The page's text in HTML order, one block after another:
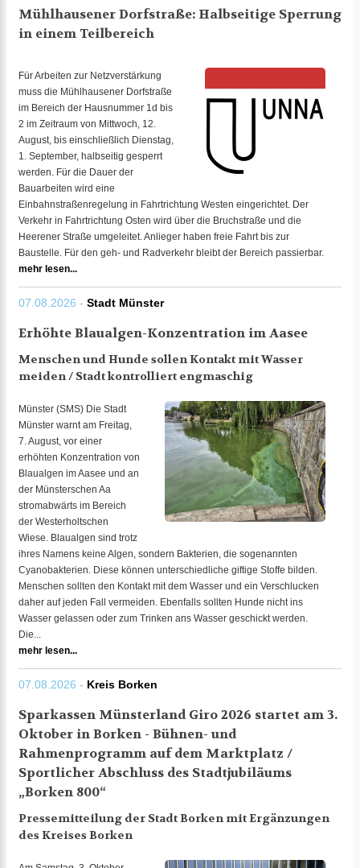
Mühlhausener Dorfstraße: Halbseitige Sperrung
in einem Teilbereich
Für Arbeiten zur Netzverstärkung
muss die Mühlhausener Dorfstraße
im Bereich der Hausnummer 1d bis
2 im Zeitraum von Mittwoch, 12.
August, bis einschließlich Dienstag,
1. September, halbseitig gesperrt
werden. Für die Dauer der
Bauarbeiten wird eine
Einbahnstraßenregelung in Fahrtrichtung Westen eingerichtet. Der
Verkehr in Fahrtrichtung Osten wird über die Bruchstraße und die
Heerener Straße umgeleitet. Anlieger haben freie Fahrt bis zur
Baustelle. Für den geh- und Radverkehr bleibt der Bereich passierbar.
mehr lesen...
07.08.2026 - Stadt Münster
Erhöhte Blaualgen-Konzentration im Aasee
Menschen und Hunde sollen Kontakt mit Wasser
meiden / Stadt kontrolliert engmaschig
Münster (SMS) Die Stadt
Münster warnt am Freitag,
7. August, vor einer
erhöhten Konzentration von
Blaualgen im Aasee und an
der Münsterschen Aa
stromabwärts im Bereich
der Westerholtschen
Wiese. Blaualgen sind trotz
ihres Namens keine Algen, sondern Bakterien, die sogenannten
Cyanobakterien. Diese können unterschiedliche giftige Stoffe bilden.
Menschen sollten den Kontakt mit dem Wasser und ein Verschlucken
daher auf jeden Fall vermeiden. Ebenfalls sollten Hunde nicht ins
Wasser gelassen oder zum Trinken ans Wasser geschickt werden.
Die...
mehr lesen...
07.08.2026 - Kreis Borken
Sparkassen Münsterland Giro 2026 startet am 3.
Oktober in Borken - Bühnen- und
Rahmenprogramm auf dem Marktplatz /
Sportlicher Abschluss des Stadtjubiläums
„Borken 800“
Pressemitteilung der Stadt Borken mit Ergänzungen
des Kreises Borken